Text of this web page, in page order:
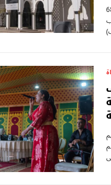
04/2024 (منذ 685